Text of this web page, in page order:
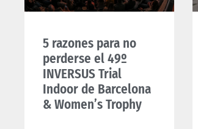
5 razones para no
perderse el 49º
INVERSUS Trial
Indoor de Barcelona
& Women’s Trophy